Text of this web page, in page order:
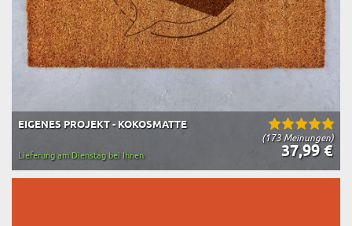
(173 Meinungen)
EIGENES PROJEKT - KOKOSMATTE
37,99 €
Lieferung am Dienstag bei Ihnen